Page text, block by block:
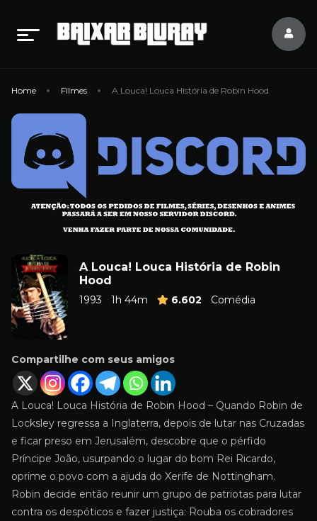
Home Filmes A Louca! Louca História de Robin Hood
A Louca! Louca História de Robin
Hood
1993 1h 44m 6.602 Comédia
Compartilhe com seus amigos
A Louca! Louca História de Robin Hood – Quando Robin de
Locksley regressa a Inglaterra, depois de lutar nas Cruzadas
e ficar preso em Jerusalém, descobre que o pérfido
Príncipe João, usurpando o lugar do bom Rei Ricardo,
oprime o povo com a ajuda do Xerife de Nottingham.
Robin decide então reunir um grupo de patriotas para lutar
contra os despóticos e fazer justiça: Rouba os cobradores